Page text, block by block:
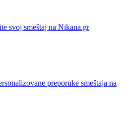
svoj smeštaj na Nikana.gr
preporuke smeštaja na